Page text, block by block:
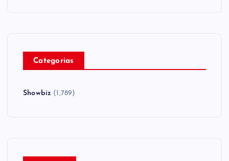
Categorias
Showbiz (1,789)